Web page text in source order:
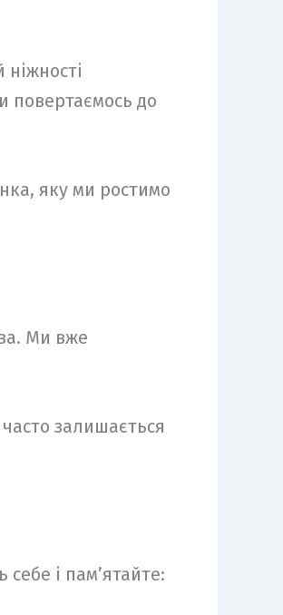
повертаємось до
яку ми ростимо
Ми вже
залишається
і пам’ятайте: